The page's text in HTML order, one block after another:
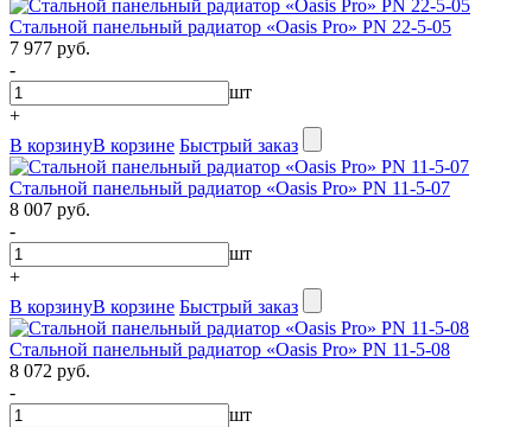
Стальной панельный радиатор «Oasis Pro» PN 22-5-05
7 977 руб.
-
шт
+
В корзинуВ корзине Быстрый заказ
Стальной панельный радиатор «Oasis Pro» PN 11-5-07
8 007 руб.
-
шт
+
В корзинуВ корзине Быстрый заказ
Стальной панельный радиатор «Oasis Pro» PN 11-5-08
8 072 руб.
-
шт